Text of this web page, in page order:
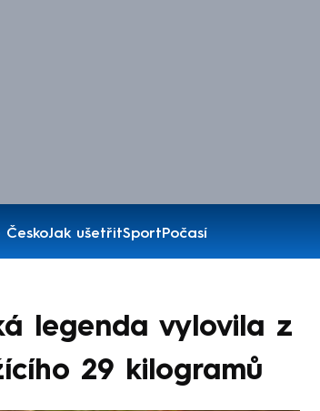
Jak ušetřitSportPočasí
legenda vylovila z
29 kilogramů